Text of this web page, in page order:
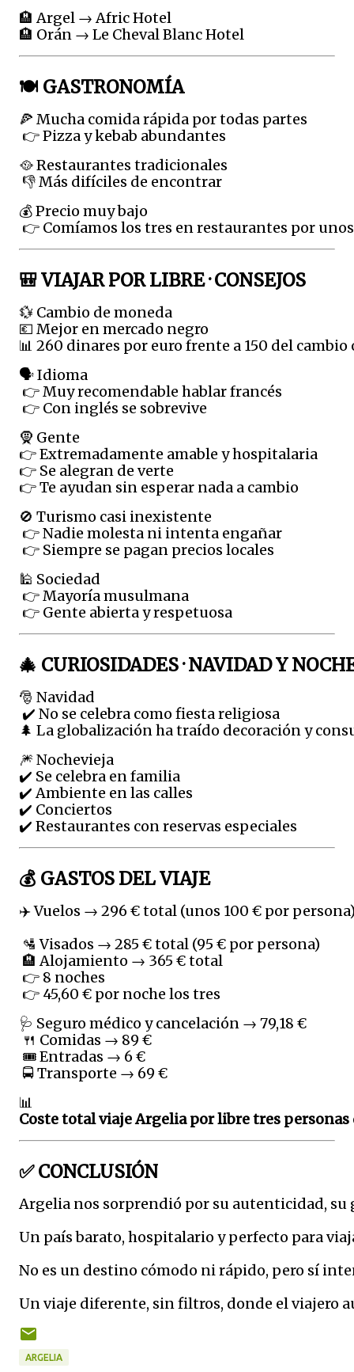
🏨 Argel → Afric Hotel
🏨 Orán → Le Cheval Blanc Hotel
🍽️ GASTRONOMÍA
🍕 Mucha comida rápida por todas partes
👉 Pizza y kebab abundantes
🥘 Restaurantes tradicionales
👎 Más difíciles de encontrar
💰 Precio muy bajo
👉 Comíamos los tres en restaurantes por
🎒 VIAJAR POR LIBRE · CONSEJOS
💱 Cambio de moneda
💶 Mejor en mercado negro
📊 260 dinares por euro frente a 150 del
🗣️ Idioma
👉 Muy recomendable hablar francés
👉 Con inglés se sobrevive
🧕 Gente
👉 Extremadamente amable y hospitalaria
👉 Se alegran de verte
👉 Te ayudan sin esperar nada a cambio
🚫 Turismo casi inexistente
👉 Nadie molesta ni intenta engañar
👉 Siempre se pagan precios locales
🕌 Sociedad
👉 Mayoría musulmana
👉 Gente abierta y respetuosa
🎄 CURIOSIDADES · NAVIDAD Y
🎅 Navidad
✔️ No se celebra como fiesta religiosa
🌲 La globalización ha traído decoración y
🎆 Nochevieja
✔️ Se celebra en familia
✔️ Ambiente en las calles
✔️ Conciertos
✔️ Restaurantes con reservas especiales
💰 GASTOS DEL VIAJE
✈️ Vuelos → 296 € total (unos 100 € por
🛂 Visados → 285 € total (95 € por persona)
🏨 Alojamiento → 365 € total
👉 8 noches
👉 45,60 € por noche los tres
🩺 Seguro médico y cancelación → 79,18 €
🍴 Comidas → 89 €
🎟️ Entradas → 6 €
🚍 Transporte → 69 €
📊
Coste total viaje Argelia por libre tres
✅ CONCLUSIÓN
Argelia nos sorprendió por su autenticidad,
Un país barato, hospitalario y perfecto para
No es un destino cómodo ni rápido, pero sí
Un viaje diferente, sin filtros, donde el viajero
ARGELIA